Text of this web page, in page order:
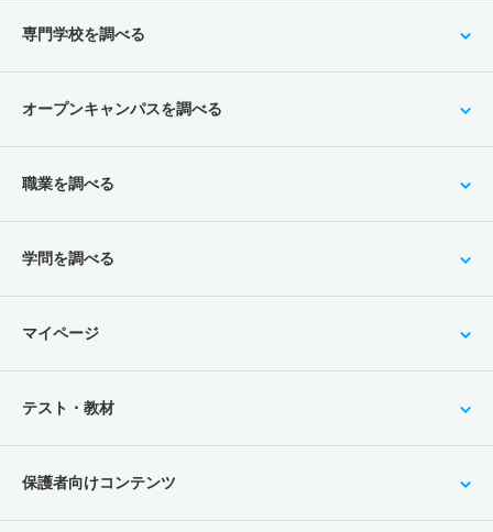
専門学校を調べる
オープンキャンパスを調べる
職業を調べる
学問を調べる
マイページ
テスト・教材
保護者向けコンテンツ